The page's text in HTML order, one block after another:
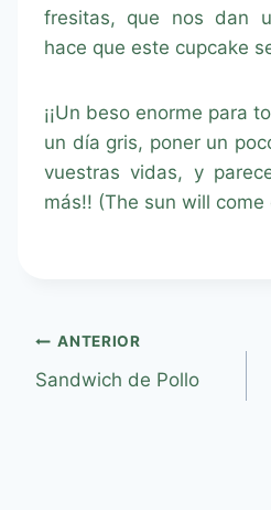
fresitas, que nos dan
hace que este cupcake
¡¡Un beso enorme para
un día gris, poner un
vuestras vidas, y
más!! (The sun will
ANTERIOR
Sandwich de Pollo